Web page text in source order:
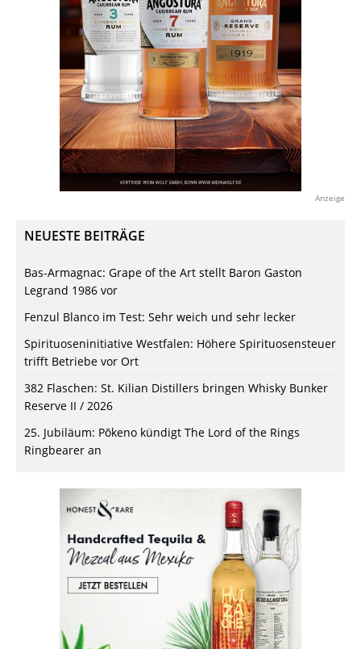
Anzeige
NEUESTE BEITRÄGE
Bas-Armagnac: Grape of the Art stellt Baron Gaston
Legrand 1986 vor
Fenzul Blanco im Test: Sehr weich und sehr lecker
Spirituoseninitiative Westfalen: Höhere Spirituosensteuer
trifft Betriebe vor Ort
382 Flaschen: St. Kilian Distillers bringen Whisky Bunker
Reserve II / 2026
25. Jubiläum: Pōkeno kündigt The Lord of the Rings
Ringbearer an